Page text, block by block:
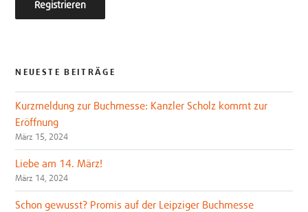
NEUESTE BEITRÄGE
Kurzmeldung zur Buchmesse: Kanzler Scholz kommt zur
Eröffnung
März 15, 2024
Liebe am 14. März!
März 14, 2024
Schon gewusst? Promis auf der Leipziger Buchmesse